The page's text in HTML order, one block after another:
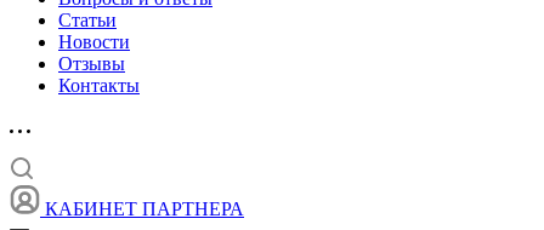
Статьи
Новости
Отзывы
Контакты
КАБИНЕТ ПАРТНЕРА